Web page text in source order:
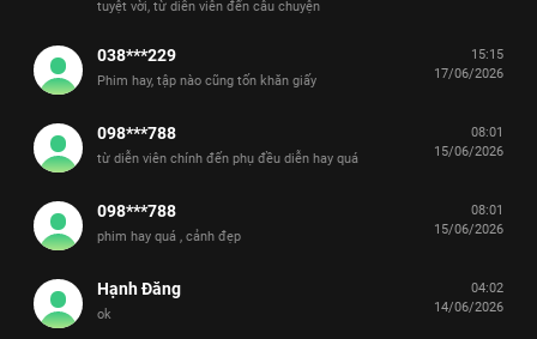
tuyệt vời, từ diễn viên đến câu chuyện
038***229
Phim hay, tập nào cũng tốn khăn giấy
15:15
17/06/2026
098***788
từ diễn viên chính đến phụ đều diễn hay quá
08:01
15/06/2026
098***788
phim hay quá , cảnh đẹp
08:01
15/06/2026
Hạnh Đăng
ok
04:02
14/06/2026